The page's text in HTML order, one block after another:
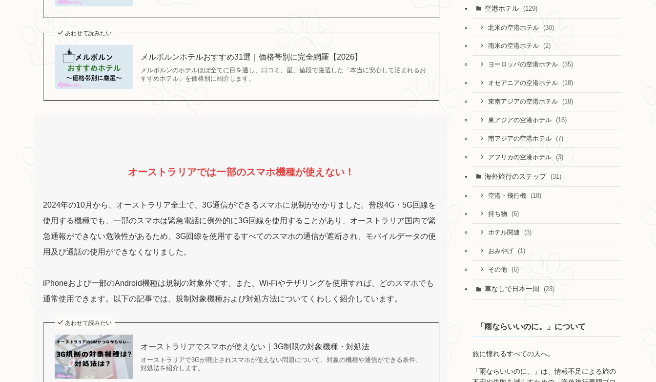
あわせて読みたい
メルボルンホテルおすすめ31選｜価格帯別に完全網羅【2026】
メルボルンのホテルほぼ全てに目を通し、口コミ、星、値段で厳選した「本当に安心して泊まれるお
すすめホテル」を価格別に紹介します。
オーストラリアでは一部のスマホ機種が使えない！
2024年の10月から、オーストラリア全土で、3G通信ができるスマホに規制がかかりました。普段4G・5G回線を
使用する機種でも、一部のスマホは緊急電話に例外的に3G回線を使用することがあり、オーストラリア国内で緊
急通報ができない危険性があるため、3G回線を使用するすべてのスマホの通信が遮断され、モバイルデータの使
用及び通話の使用ができなくなりました。
iPhoneおよび一部のAndroid機種は規制の対象外です。また、Wi-Fiやテザリングを使用すれば、どのスマホでも
通常使用できます。以下の記事では、規制対象機種および対処方法についてくわしく紹介しています。
あわせて読みたい
オーストラリアでスマホが使えない｜3G制限の対象機種・対処法
オーストラリアで3Gが廃止されスマホが使えない問題について、対象の機種や通信ができる条件、
対処法を紹介します。
空港ホテル (129)
北米の空港ホテル (30)
南米の空港ホテル (2)
ヨーロッパの空港ホテル (35)
オセアニアの空港ホテル (18)
東南アジアの空港ホテル (18)
東アジアの空港ホテル (16)
南アジアの空港ホテル (7)
アフリカの空港ホテル (3)
海外旅行のステップ (31)
空港・飛行機 (18)
持ち物 (6)
ホテル関連 (3)
おみやげ (1)
その他 (6)
車なしで日本一周 (23)
「雨ならいいのに。」について
旅に憧れるすべての人へ。
「雨ならいいのに。」は、情報不足による旅の